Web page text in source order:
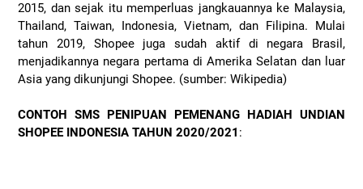
2015, dan sejak itu memperluas jangkauannya ke Malaysia,
Thailand, Taiwan, Indonesia, Vietnam, dan Filipina. Mulai
tahun 2019, Shopee juga sudah aktif di negara Brasil,
menjadikannya negara pertama di Amerika Selatan dan luar
Asia yang dikunjungi Shopee. (sumber: Wikipedia)
CONTOH SMS PENIPUAN PEMENANG HADIAH UNDIAN
SHOPEE INDONESIA TAHUN 2020/2021 :